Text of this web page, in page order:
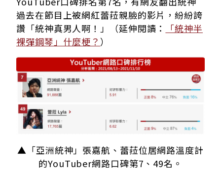
過去在節目上被網紅蕾菈親臉的影片，紛紛誇
讚「統神真男人啊！」（延伸閱讀：
「統神半
裸彈鋼琴」什麼梗？）
▲「亞洲統神」張嘉航、蕾菈位居網路溫度計
的YouTuber網路口碑第7、49名。